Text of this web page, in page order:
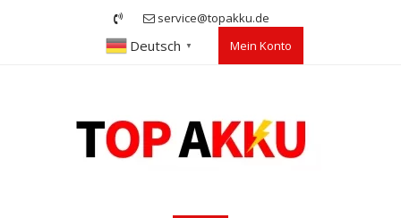
service@topakku.de
Deutsch ▼ Mein Konto